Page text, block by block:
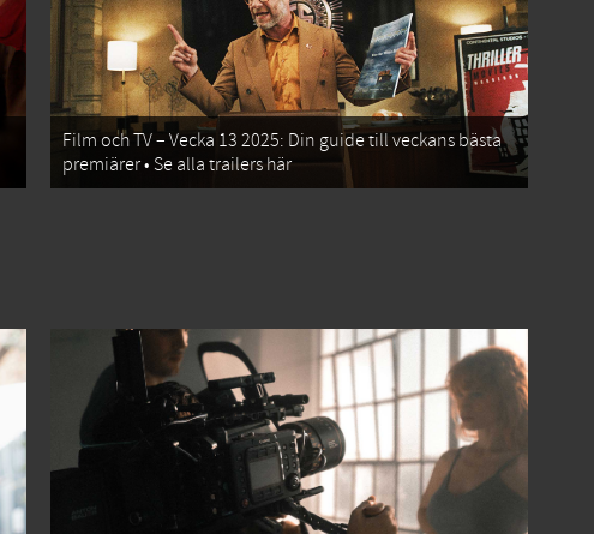
Film och TV – Vecka 13 2025: Din guide till veckans bästa
premiärer • Se alla trailers här